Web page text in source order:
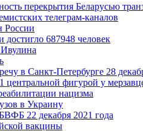
перекрытия Беларусью
телеграм-каналов
России
достигло 687948 человек
в Санкт-Петербурге 28
центральной фигурой у
нацизма
в Украину
22 декабря 2021 года
вакцины